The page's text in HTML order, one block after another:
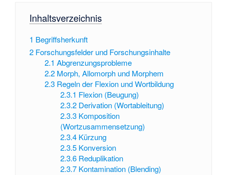
Inhaltsverzeichnis
1 Begriffsherkunft
2 Forschungsfelder und Forschungsinhalte
2.1 Abgrenzungsprobleme
2.2 Morph, Allomorph und Morphem
2.3 Regeln der Flexion und Wortbildung
2.3.1 Flexion (Beugung)
2.3.2 Derivation (Wortableitung)
2.3.3 Komposition
(Wortzusammensetzung)
2.3.4 Kürzung
2.3.5 Konversion
2.3.6 Reduplikation
2.3.7 Kontamination (Blending)